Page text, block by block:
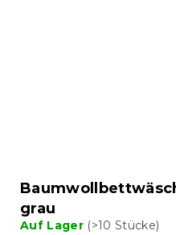
grau
Auf Lager (>10 Stücke)